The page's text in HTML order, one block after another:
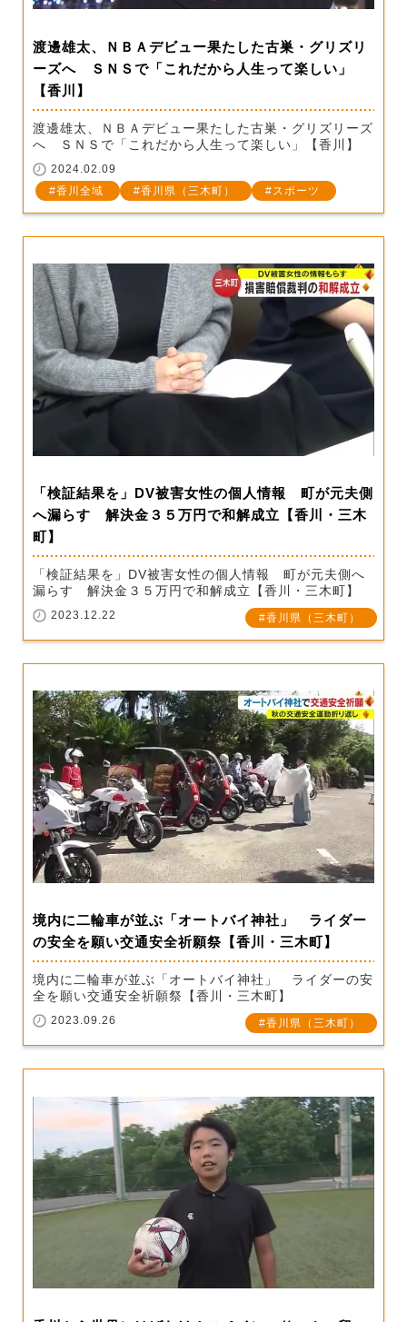
渡邊雄太、ＮＢＡデビュー果たした古巣・グリズリ
ーズへ ＳＮＳで「これだから人生って楽しい」
【香川】
渡邊雄太、ＮＢＡデビュー果たした古巣・グリズリーズ
へ ＳＮＳで「これだから人生って楽しい」【香川】
2024.02.09
香川全域
香川県（三木町） スポーツ
「検証結果を」DV被害女性の個人情報 町が元夫側
へ漏らす 解決金３５万円で和解成立【香川・三木
町】
「検証結果を」DV被害女性の個人情報 町が元夫側へ
漏らす 解決金３５万円で和解成立【香川・三木町】
2023.12.22 香川県（三木町）
境内に二輪車が並ぶ「オートバイ神社」 ライダー
の安全を願い交通安全祈願祭【香川・三木町】
境内に二輪車が並ぶ「オートバイ神社」 ライダーの安
全を願い交通安全祈願祭【香川・三木町】
2023.09.26 香川県（三木町）